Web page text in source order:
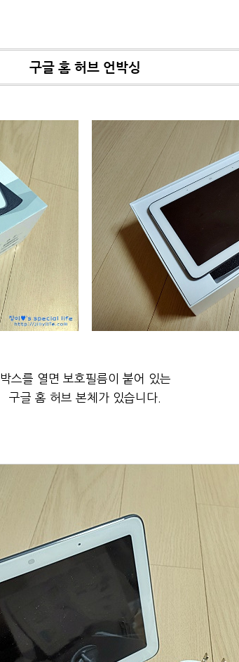
구글 홈 허브 언박싱
박스를 열면 보호필름이 붙어 있는
구글 홈 허브 본체가 있습니다.